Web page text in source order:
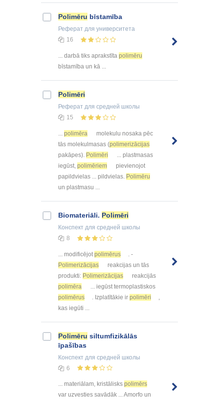
Polimēru bīstamība
Реферат для университета
16
... darbā tiks aprakstīta polimēru
bīstamība un kā ...
Polimēri
Реферат для средней школы
15
polimēra
molekulu nosaka pēc
tās molekulmasas (polimerizācijas
pakāpes). Polimēri
... plastmasas
iegūst, polimēriem
pievienojot
papildvielas ... pildvielas. Polimēru
un plastmasu ...
Biomateriāli. Polimēri
Конспект для средней школы
8
... modificējot polimērus
. -
Polimerizācijas
reakcijas un tās
produkti: Polimerizācijas
reakcijās
polimēra
... iegūst termoplastiskos
polimērus
. Izplatītākie ir polimēri
kas iegūti ...
Polimēru siltumfizikālās
īpašības
Конспект для средней школы
6
... materiālam, kristālisks polimērs
var uzvesties savādāk ... Amorfo un